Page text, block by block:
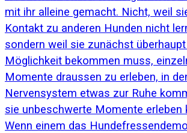
Wenn einem das